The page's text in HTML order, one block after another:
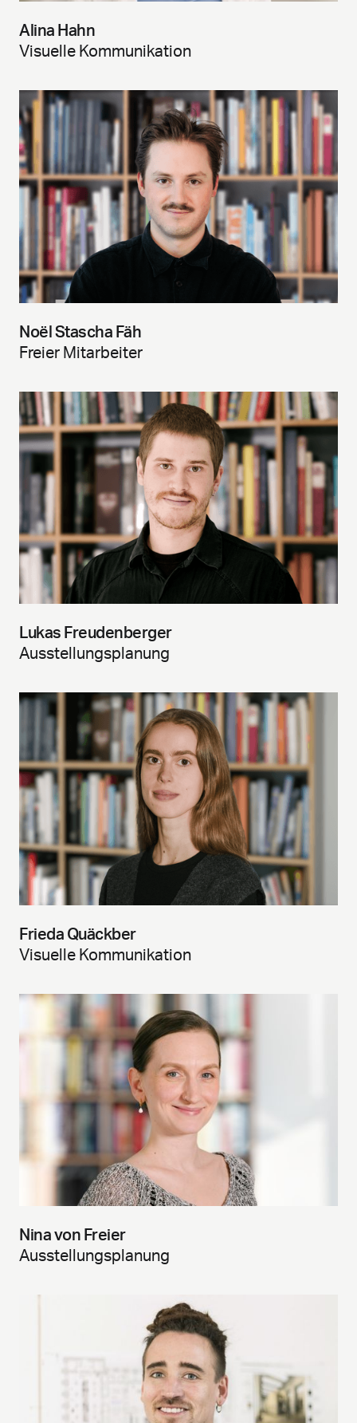
Alina Hahn
Visuelle Kommunikation
Noël Stascha Fäh
Freier Mitarbeiter
Lukas Freudenberger
Ausstellungsplanung
Frieda Quäckber
Visuelle Kommunikation
Nina von Freier
Ausstellungsplanung